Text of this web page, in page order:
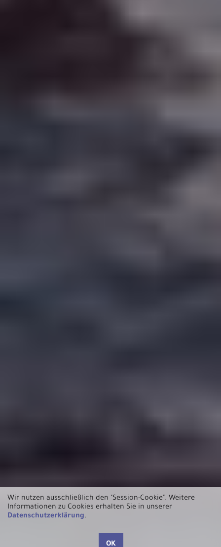
Wir nutzen ausschließlich den "Session-Cookie". Weitere
Informationen zu Cookies erhalten Sie in unserer
Datenschutzerklärung.
OK